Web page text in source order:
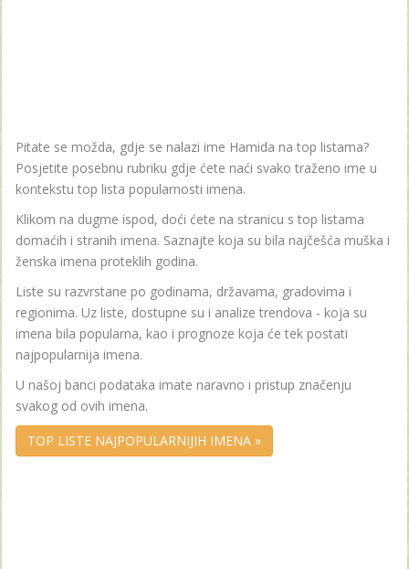
Pitate se možda, gdje se nalazi ime Hamida na top listama?
Posjetite posebnu rubriku gdje ćete naći svako traženo ime u
kontekstu top lista popularnosti imena.
Klikom na dugme ispod, doći ćete na stranicu s top listama
domaćih i stranih imena. Saznajte koja su bila najčešća muška i
ženska imena proteklih godina.
Liste su razvrstane po godinama, državama, gradovima i
regionima. Uz liste, dostupne su i analize trendova - koja su
imena bila popularna, kao i prognoze koja će tek postati
najpopularnija imena.
U našoj banci podataka imate naravno i pristup značenju
svakog od ovih imena.
TOP LISTE NAJPOPULARNIJIH IMENA »